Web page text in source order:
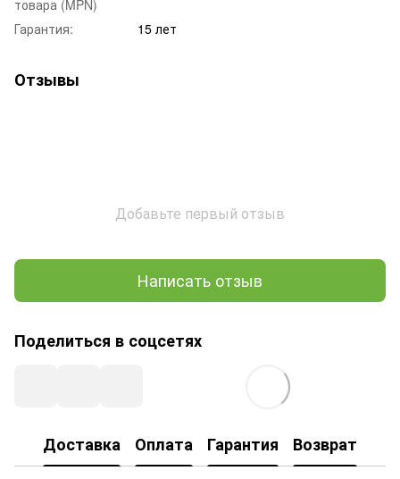
товара (MPN)
Гарантия:
15 лет
Отзывы
Добавьте первый отзыв
Написать отзыв
Поделиться в соцсетях
Доставка Оплата Гарантия Возврат